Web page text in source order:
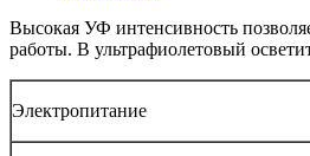
Высокая УФ интенсивность
работы. В ультрафиолетовый
Электропитание